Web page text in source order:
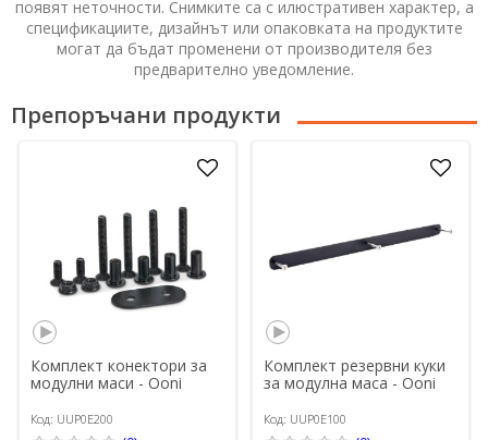
появят неточности. Снимките са с илюстративен характер, а
спецификациите, дизайнът или опаковката на продуктите
могат да бъдат променени от производителя без
предварително уведомление.
Препоръчани продукти
Комплект конектори за
модулни маси - Ooni
Код: UUP0E200
Комплект резервни куки
за модулна маса - Ooni
Код: UUP0E100